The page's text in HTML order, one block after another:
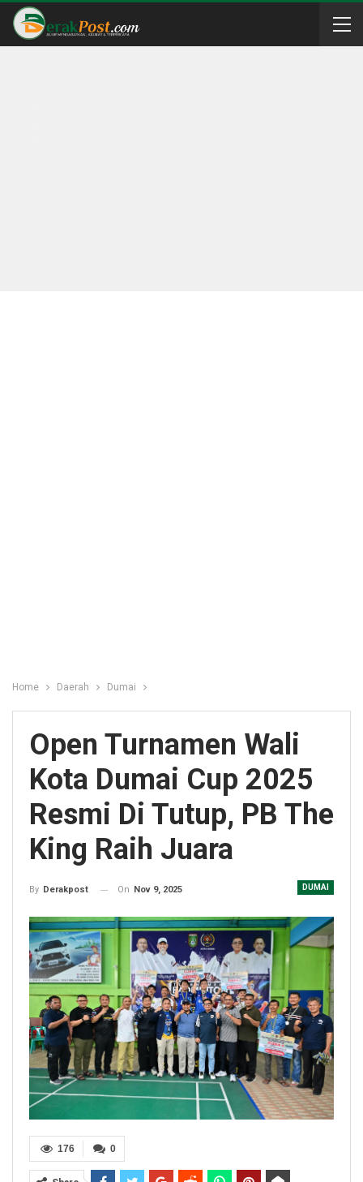
Home Daerah Dumai
Open Turnamen Wali
Kota Dumai Cup 2025
Resmi Di Tutup, PB The
King Raih Juara
DUMAI
By Derakpost On Nov 9, 2025
0
176